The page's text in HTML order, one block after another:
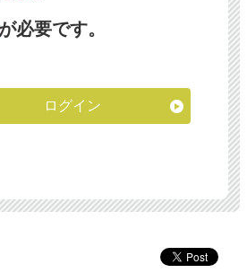
必要です。
ログイン